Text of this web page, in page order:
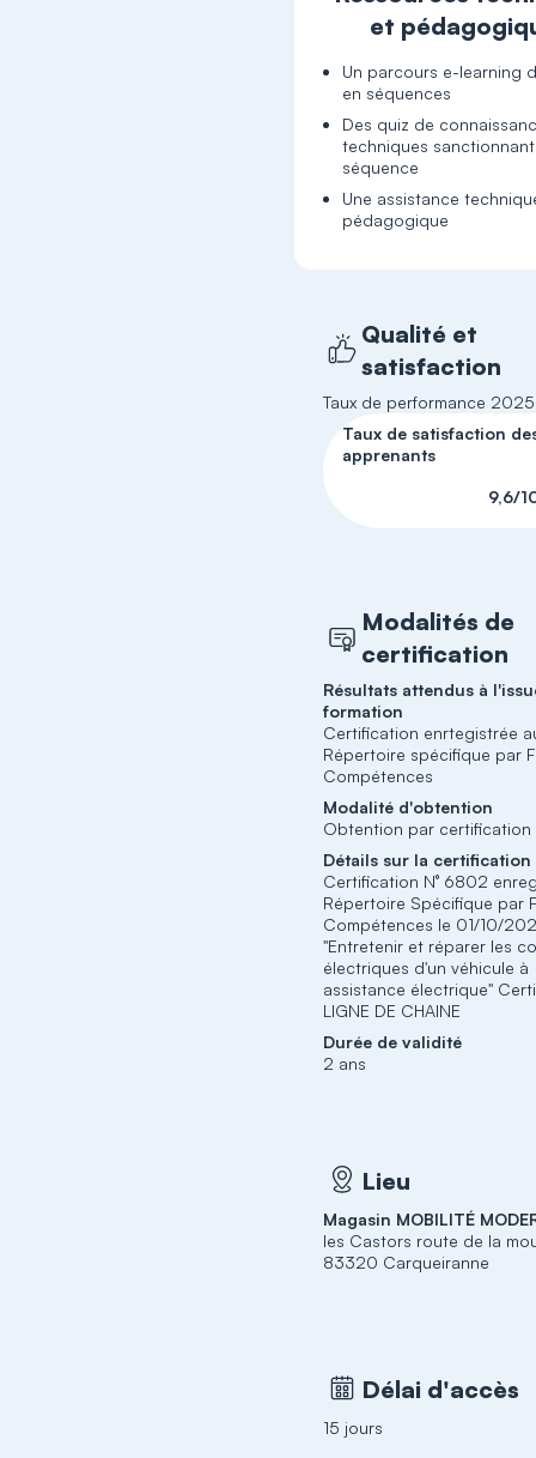
et
Un parcours e-learning
Des quiz de
techniques
Une assistance
pédagogique
Qualité et
satisfaction
Taux de performance
Taux de satisfaction
apprenants
9,6/
Modalités de
certification
Résultats attendus à
formation
Certification enrtegistrée
Répertoire spécifique par
Compétences
Modalité d'obtention
Obtention par certification
Détails sur la certification
Certification N° 6802
Répertoire Spécifique par
Compétences le 01/10/
"Entretenir et réparer les
électriques d'un véhicule à
assistance électrique"
LIGNE DE CHAINE
Durée de validité
2 ans
Lieu
Magasin MOBILITÉ
les Castors route de la
83320 Carqueiranne
Délai d'accès
15 jours